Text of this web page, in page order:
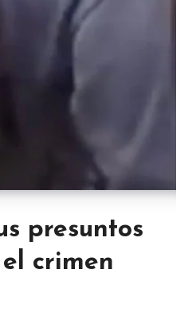
presuntos
crimen